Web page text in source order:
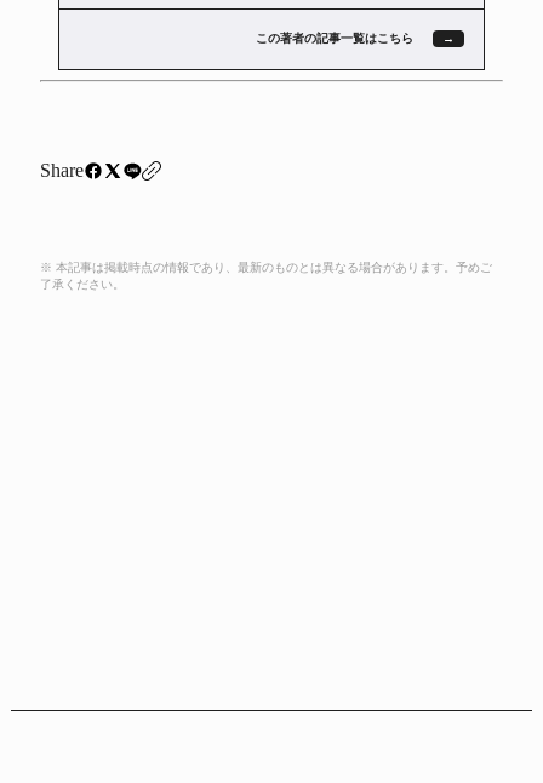
この著者の記事一覧はこちら
Share
※ 本記事は掲載時点の情報であり、最新のものとは異なる場合があります。予めご
了承ください。